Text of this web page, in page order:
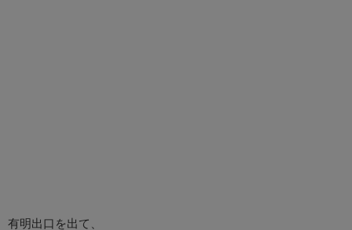
有明出口を出て、